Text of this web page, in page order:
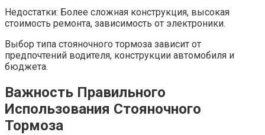
Недостатки: Более сложная конструкция, высокая
стоимость ремонта, зависимость от электроники.
Выбор типа стояночного тормоза зависит от
предпочтений водителя, конструкции автомобиля и
бюджета.
Важность Правильного
Использования Стояночного
Тормоза